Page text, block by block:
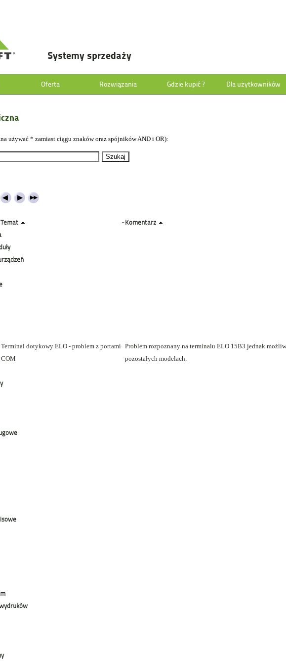
Systemy sprzedaży
Oferta Rozwiązania Gdzie kupić ? Dla użytkowników
używać * zamiast ciągu znaków oraz spójników AND i OR):
Temat -Komentarz
Terminal dotykowy ELO - problem z portami
COM
Problem rozpoznany na terminalu ELO 15B3 jednak
pozostałych modelach.